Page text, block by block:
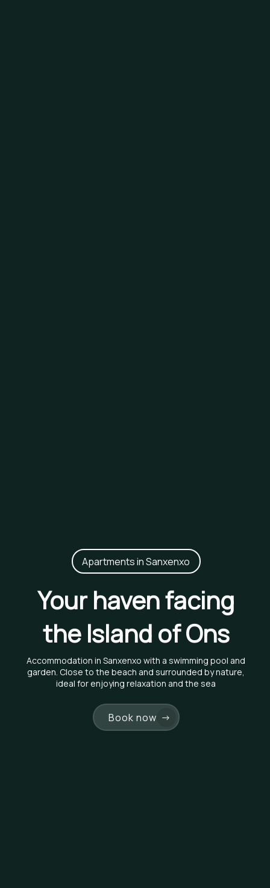
Apartments in Sanxenxo
Your haven facing
the Island of Ons
Accommodation in Sanxenxo with a swimming pool and
garden. Close to the beach and surrounded by nature,
ideal for enjoying relaxation and the sea
Book now →